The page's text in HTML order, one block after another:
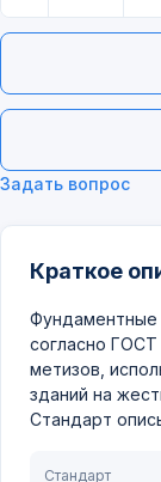
Краткое
Фундаментные
согласно ГОСТ
метизов,
зданий на
Стандарт
Стандарт
Задать вопрос